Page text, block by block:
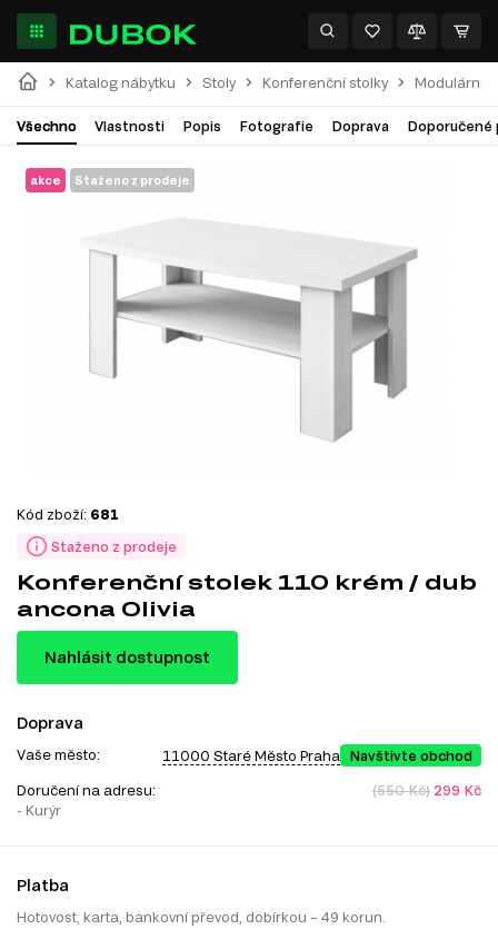
Katalog nábytku Stoly Konferenční stolky Modulární
Všechno Vlastnosti Popis Fotografie Doprava Doporučené
akce Staženo z prodeje
Staženo z prodeje
Kód zboží: 681
Konferenční stolek 110 krém / dub
ancona Olivia
Nahlásit dostupnost
Doprava
Vaše město: 11000 Staré Město Praha Navštivte obchod
Doručení na adresu:
- Kurýr
(550 Kč) 299 Kč
Platba
Hotovost, karta, bankovní převod, dobírkou – 49 korun.